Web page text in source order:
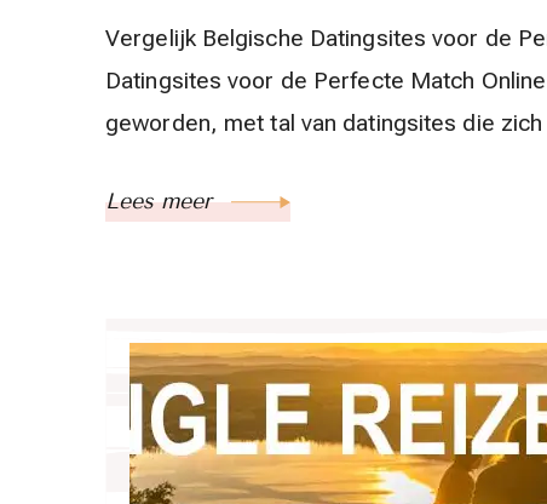
Vergelijk Belgische Datingsites voor de
Datingsites voor de Perfecte Match
geworden, met tal van datingsites die
Lees meer